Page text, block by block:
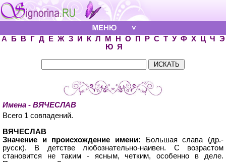
А Б В Г Д Е Ж З И К Л М Н О П Р С Т У Ф Х Ц Ч
Э
Ю Я
Имена - ВЯЧЕСЛАВ
Всего 1 совпадений.
ВЯЧЕСЛАВ
Значение и происхождение имени: Большая слава (др.-
русск). В детстве любознательно-наивен. С возрастом
становится не таким - ясным, четким, особенно в деле.